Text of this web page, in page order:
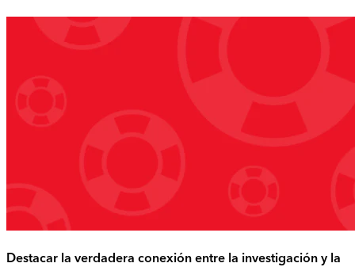
Destacar la verdadera conexión entre la investigación y la